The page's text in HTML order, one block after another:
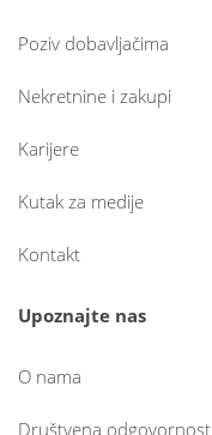
Poziv dobavljačima
Nekretnine i zakupi
Karijere
Kutak za medije
Kontakt
Upoznajte nas
O nama
Društvena odgovornost